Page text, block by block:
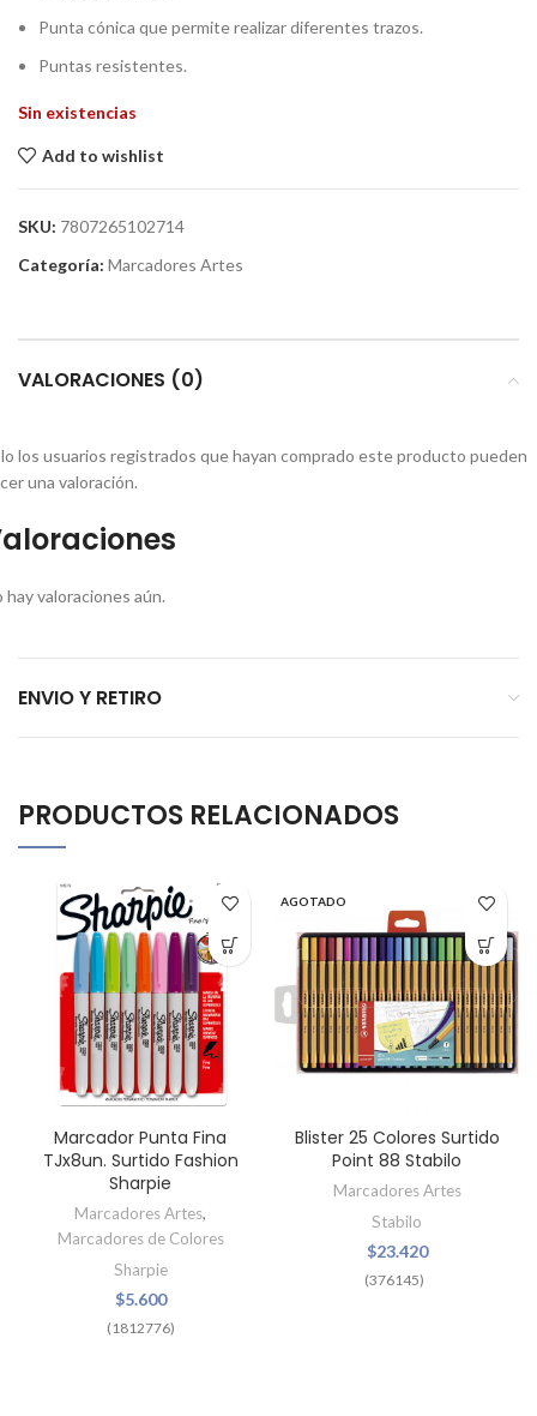
Punta cónica que permite realizar diferentes trazos.
Puntas resistentes.
Sin existencias
Add to wishlist
SKU: 7807265102714
Categoría: Marcadores Artes
VALORACIONES (0)
hay valoraciones aún.
los usuarios registrados que hayan comprado este producto pueden
una valoración.
ENVIO Y RETIRO
PRODUCTOS RELACIONADOS
Marcador Punta Fina
TJx8un. Surtido Fashion
Sharpie
Marcadores Artes,
Marcadores de Colores
Sharpie
$5.600
(1812776)
AGOTADO
Blister 25 Colores Surtido
Point 88 Stabilo
Marcadores Artes
Stabilo
$23.420
(376145)